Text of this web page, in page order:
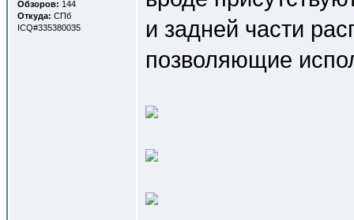
Обзоров: 144
Откуда: СПб
ICQ#335380035
и задней части
позволяющие